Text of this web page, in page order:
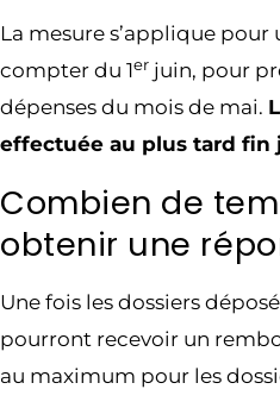
La mesure s’applique pour
compter du 1er juin, pour
dépenses du mois de mai.
effectuée au plus tard fin
Combien de
obtenir une
Une fois les dossiers
pourront recevoir un
au maximum pour les